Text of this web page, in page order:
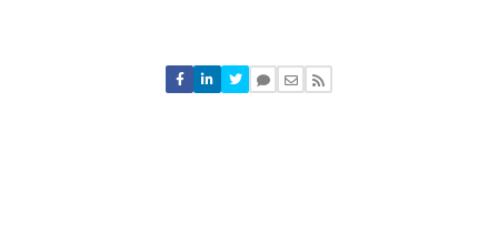
Nie znaleziono komentarzy
Zostaw swoje komentarze